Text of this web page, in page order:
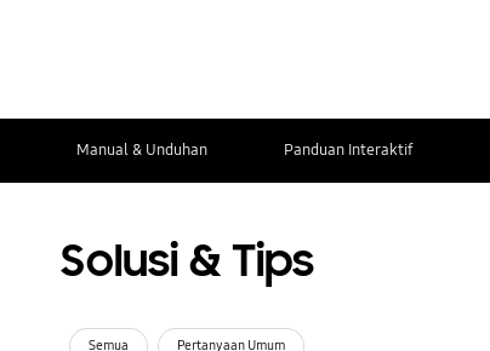
Manual & Unduhan Panduan Interaktif
Solusi & Tips
Semua Pertanyaan Umum